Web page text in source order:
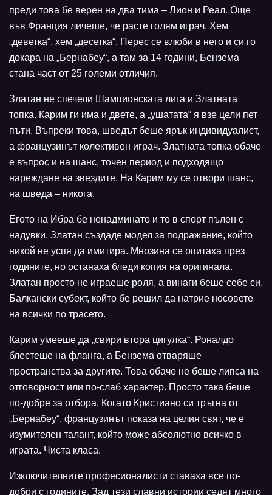
преди това бе верен на два тима – Лион и Реал. Още
във Франция личеше, че расте голям играч. Хем
„деветка“, хем „десетка“. Перес се влюби в него и си го
докара на „Бернабеу“, а там за 14 години, Бензема
стана част от 25 големи отличия.
Златан не спечели Шампионската лига и Златната
топка. Карим ги има и двете, а „ушатата“ я взе цели пет
пъти. Въпреки това, шведът беше ярък индивидуалист,
а французинът колективен играч. Златната топка обаче
е въпрос и на шанс, точен период и подходящо
нареждане на звездите. На Карим му се отвори шанс,
на шведа – никога.
Егото на Ибра бе ненадминато и то в спорт пълен с
надувки. Златан създаде модел за подражание, който
никой не успя да имитира. Мнозина се опитаха през
годините, но останаха бледи копия на оригинала.
Златан просто не играеше роля, а винаги беше себе си.
Балкански субект, който бе решил да натрие носовете
на всички по трасето.
Карим умееше да „свири втора цигулка“. Роналдо
блестеше на фланга, а Бензема отваряше
пространства за другите. Това обаче не беше липса на
отговорност или по-слаб характер. Просто така беше
по-добре за отбора. Когато Кристиано си тръгна от
„Бернабеу“, французинът показа на целия свят, че е
изумителен талант, който може абсолютно всичко в
играта. Чиста класа.
Изключителните професионалисти ставаха все по-
добри с годините. Зад тези славни истории седят много